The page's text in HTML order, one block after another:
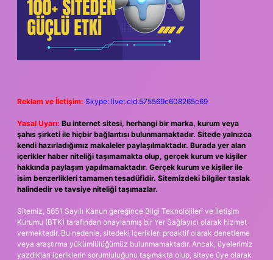
Reklam ve İletişim: Skype: live:.cid.575569c608265c69
Yasal Uyarı: Bu internet sitesi, herhangi bir marka, kurum veya
şahıs şirketi ile hiçbir bağlantısı bulunmamaktadır. Sitede yalnızca
kendi hazırladığımız makaleler paylaşılmaktadır. Burada yer alan
içerikler haber niteliği taşımamakta olup, gerçek kurum ve kişiler
hakkında paylaşım yapılmamaktadır. Gerçek kurum ve kişiler ile
isim benzerlikleri tamamen tesadüfidir. Sitemizdeki bilgiler taslak
halindedir ve tavsiye niteliği taşımazlar.
Sitemiz, 5651 Sayılı Kanun gereğince Bilgi Teknolojileri ve İletişim
Kurumu (BTK) tarafından onaylanmış bir Yer Sağlayıcı olarak hizmet
vermektedir. Bu nedenle, sitedeki içerikleri proaktif olarak denetleme
veya araştırma yükümlülüğümüz bulunmamaktadır. Ancak, üyelerimiz
yazdıkları içeriklerin sorumluluğunu taşımakta olup, siteye üye olarak